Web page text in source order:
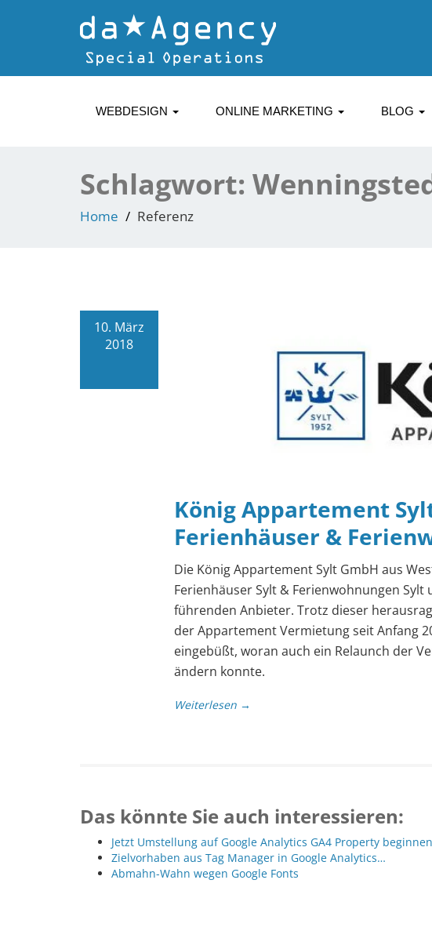
WEBDESIGN ONLINE MARKETING BLOG
Schlagwort:
Home Referenz
10. März
2018
König Appartement
Ferienhäuser &
Die König Appartement Sylt GmbH aus
Ferienhäuser Sylt & Ferienwohnungen
führenden Anbieter. Trotz dieser
der Appartement Vermietung seit Anfang
eingebüßt, woran auch ein Relaunch der
ändern konnte.
Weiterlesen →
Das könnte Sie auch interessieren:
Jetzt Umstellung auf Google Analytics GA4 Property beginnen
Zielvorhaben aus Tag Manager in Google Analytics…
Abmahn-Wahn wegen Google Fonts